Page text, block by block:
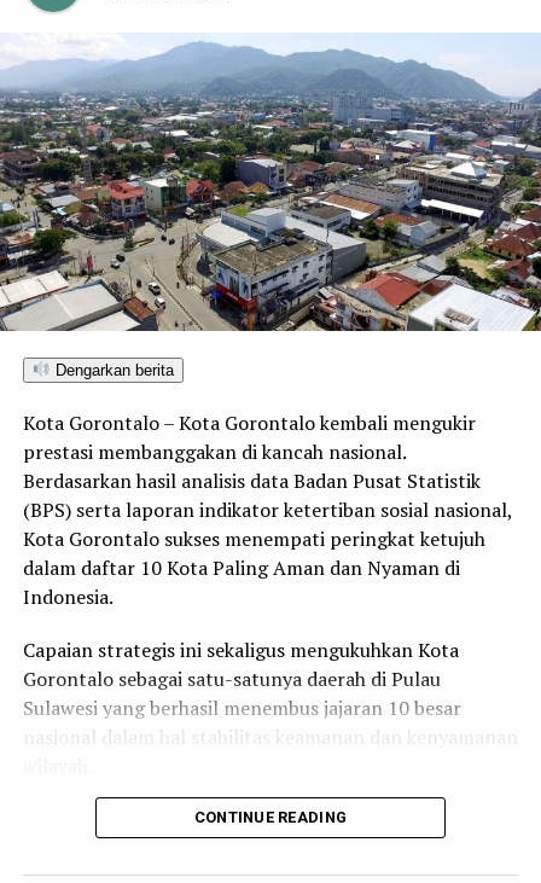
RELATED TOPICS:
UP NEXT
Pemkab Gorontalo Serahkan Usulan Ranperda Anggaran
Tahun 2020
DON'T MISS
Penyuluh Pertanian Kabgor Dilatih Pengembangan
Komoditas Strategis Nasional
Dengarkan berita
Kota Gorontalo – Kota Gorontalo kembali mengukir
prestasi membanggakan di kancah nasional.
Berdasarkan hasil analisis data Badan Pusat Statistik
(BPS) serta laporan indikator ketertiban sosial nasional,
Kota Gorontalo sukses menempati peringkat ketujuh
dalam daftar 10 Kota Paling Aman dan Nyaman di
Indonesia.
Capaian strategis ini sekaligus mengukuhkan Kota
Gorontalo sebagai satu-satunya daerah di Pulau
Sulawesi yang berhasil menembus jajaran 10 besar
nasional dalam hal stabilitas keamanan dan kenyamanan
Sebagai pusat pemerintahan, pertumbuhan ekonomi,
Tomini, Kota Gorontalo terbukti mampu menjaga
CONTINUE READING